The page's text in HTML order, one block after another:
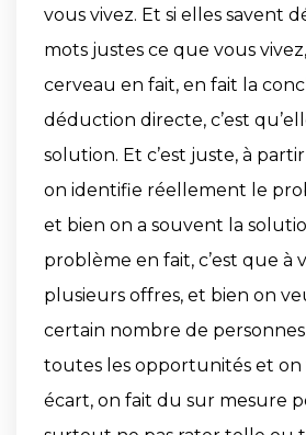
vous vivez. Et si elles savent
mots justes ce que vous
cerveau en fait, en fait la
déduction directe, c’est
solution. Et c’est juste, à
on identifie réellement le
et bien on a souvent la
problème en fait, c’est que à
plusieurs offres, et bien on
certain nombre de
toutes les opportunités et on
écart, on fait du sur mesure